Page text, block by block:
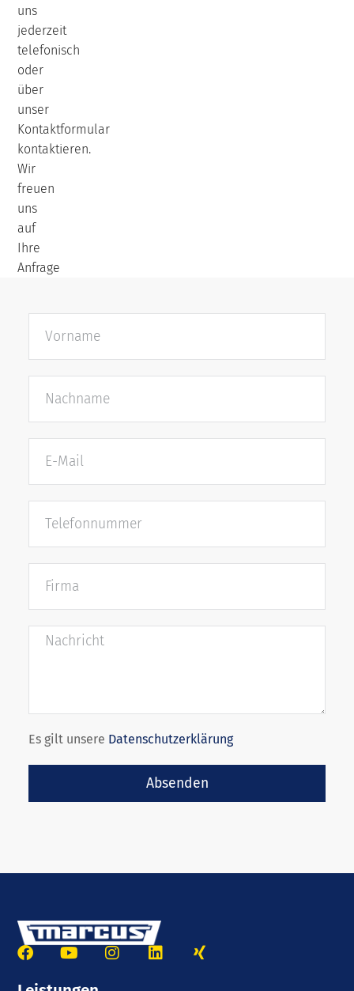
uns
jederzeit
telefonisch
oder
über
unser
Kontaktformular
kontaktieren.
Wir
freuen
uns
auf
Ihre
Anfrage
Es gilt unsere Datenschutzerklärung
Absenden